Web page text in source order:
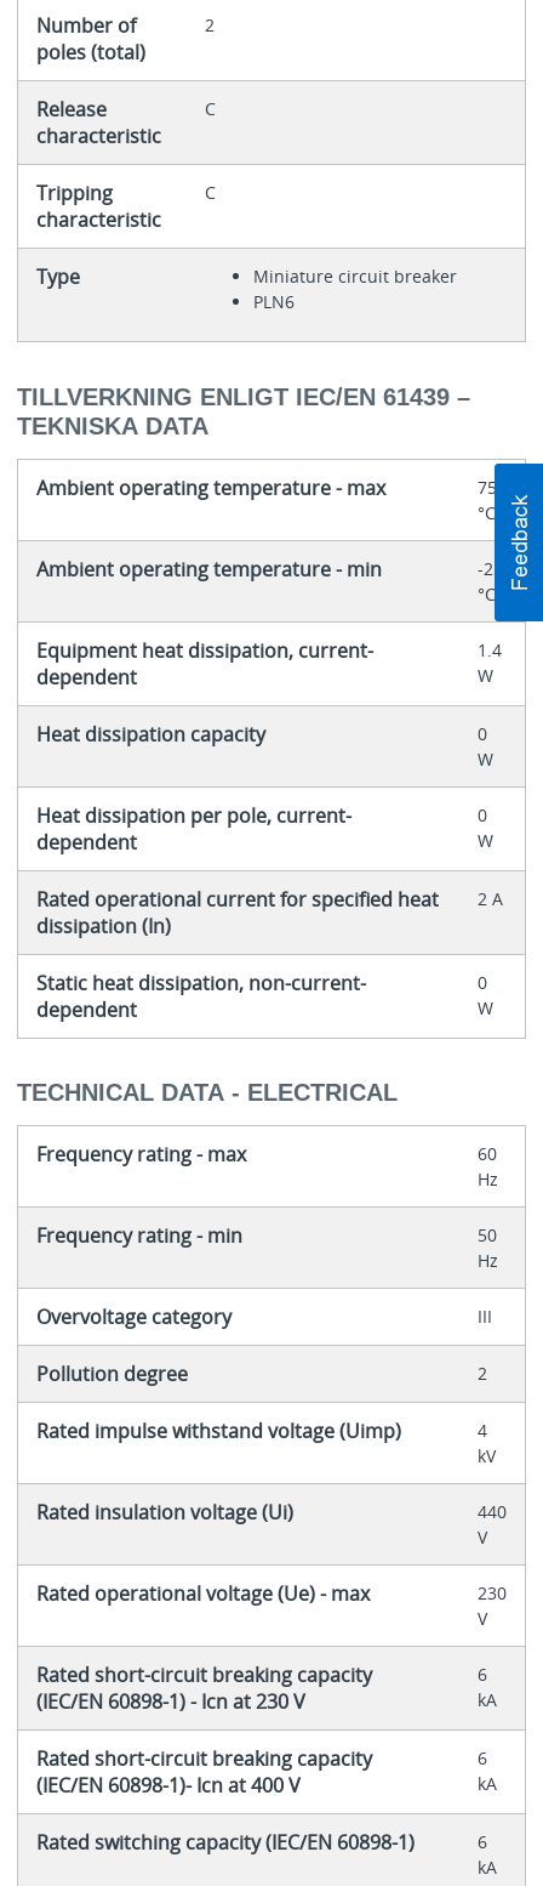
Number of
poles (total)
2
Release
characteristic
C
Tripping
characteristic
C
Type
Miniature circuit breaker
PLN6
TILLVERKNING ENLIGT IEC/EN 61439 –
TEKNISKA DATA
Ambient operating temperature - max
75
°C
Ambient operating temperature - min
-25
°C
Equipment heat dissipation, current-
dependent
1.4
W
Heat dissipation capacity
0
W
Heat dissipation per pole, current-
dependent
0
W
Rated operational current for specified heat
dissipation (In)
2 A
Static heat dissipation, non-current-
dependent
0
W
TECHNICAL DATA - ELECTRICAL
Frequency rating - max
60
Hz
Frequency rating - min
50
Hz
Overvoltage category III
Pollution degree 2
Rated impulse withstand voltage (Uimp)
4
kV
Rated insulation voltage (Ui)
440
V
Rated operational voltage (Ue) - max
230
V
Rated short-circuit breaking capacity
(IEC/EN 60898-1) - Icn at 230 V
6
kA
Rated short-circuit breaking capacity
(IEC/EN 60898-1)- Icn at 400 V
6
kA
Rated switching capacity (IEC/EN 60898-1)
6
kA